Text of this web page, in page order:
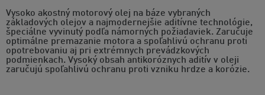
Vysoko akostný motorový olej na báze vybraných
základových olejov a najmodernejšie aditívne technológie,
špeciálne vyvinutý podľa námorných požiadaviek. Zaručuje
optimálne premazanie motora a spoľahlivú ochranu proti
opotrebovaniu aj pri extrémnych prevádzkových
podmienkach. Vysoký obsah antikoróznych aditív v oleji
zaručujú spoľahlivú ochranu proti vzniku hrdze a korózie.